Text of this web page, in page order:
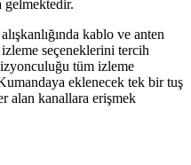
gelmektedir.
kablo ve anten
seçeneklerini tercih
tüm izleme
eklenecek tek bir tuş
alan kanallara erişmek